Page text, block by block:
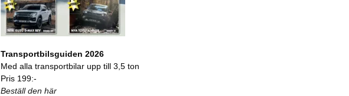
Transportbilsguiden 2026
Med alla transportbilar upp till 3,5 ton
Pris 199:-
Beställ den här